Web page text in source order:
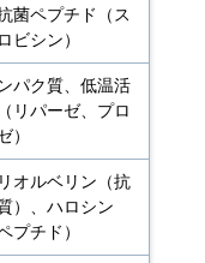
菌ペプチド（ス
ビシン）
パク質、低温活
リパーゼ、プロ
）
オルベリン（抗
）、ハロシン
プチド）